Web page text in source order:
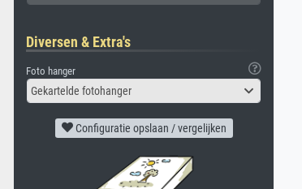
Diversen & Extra's
Foto hanger
Gekartelde fotohanger
Configuratie opslaan / vergelijken